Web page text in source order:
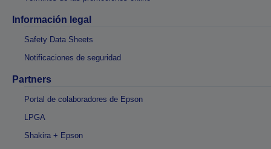
Información legal
Safety Data Sheets
Notificaciones de seguridad
Partners
Portal de colaboradores de Epson
LPGA
Shakira + Epson